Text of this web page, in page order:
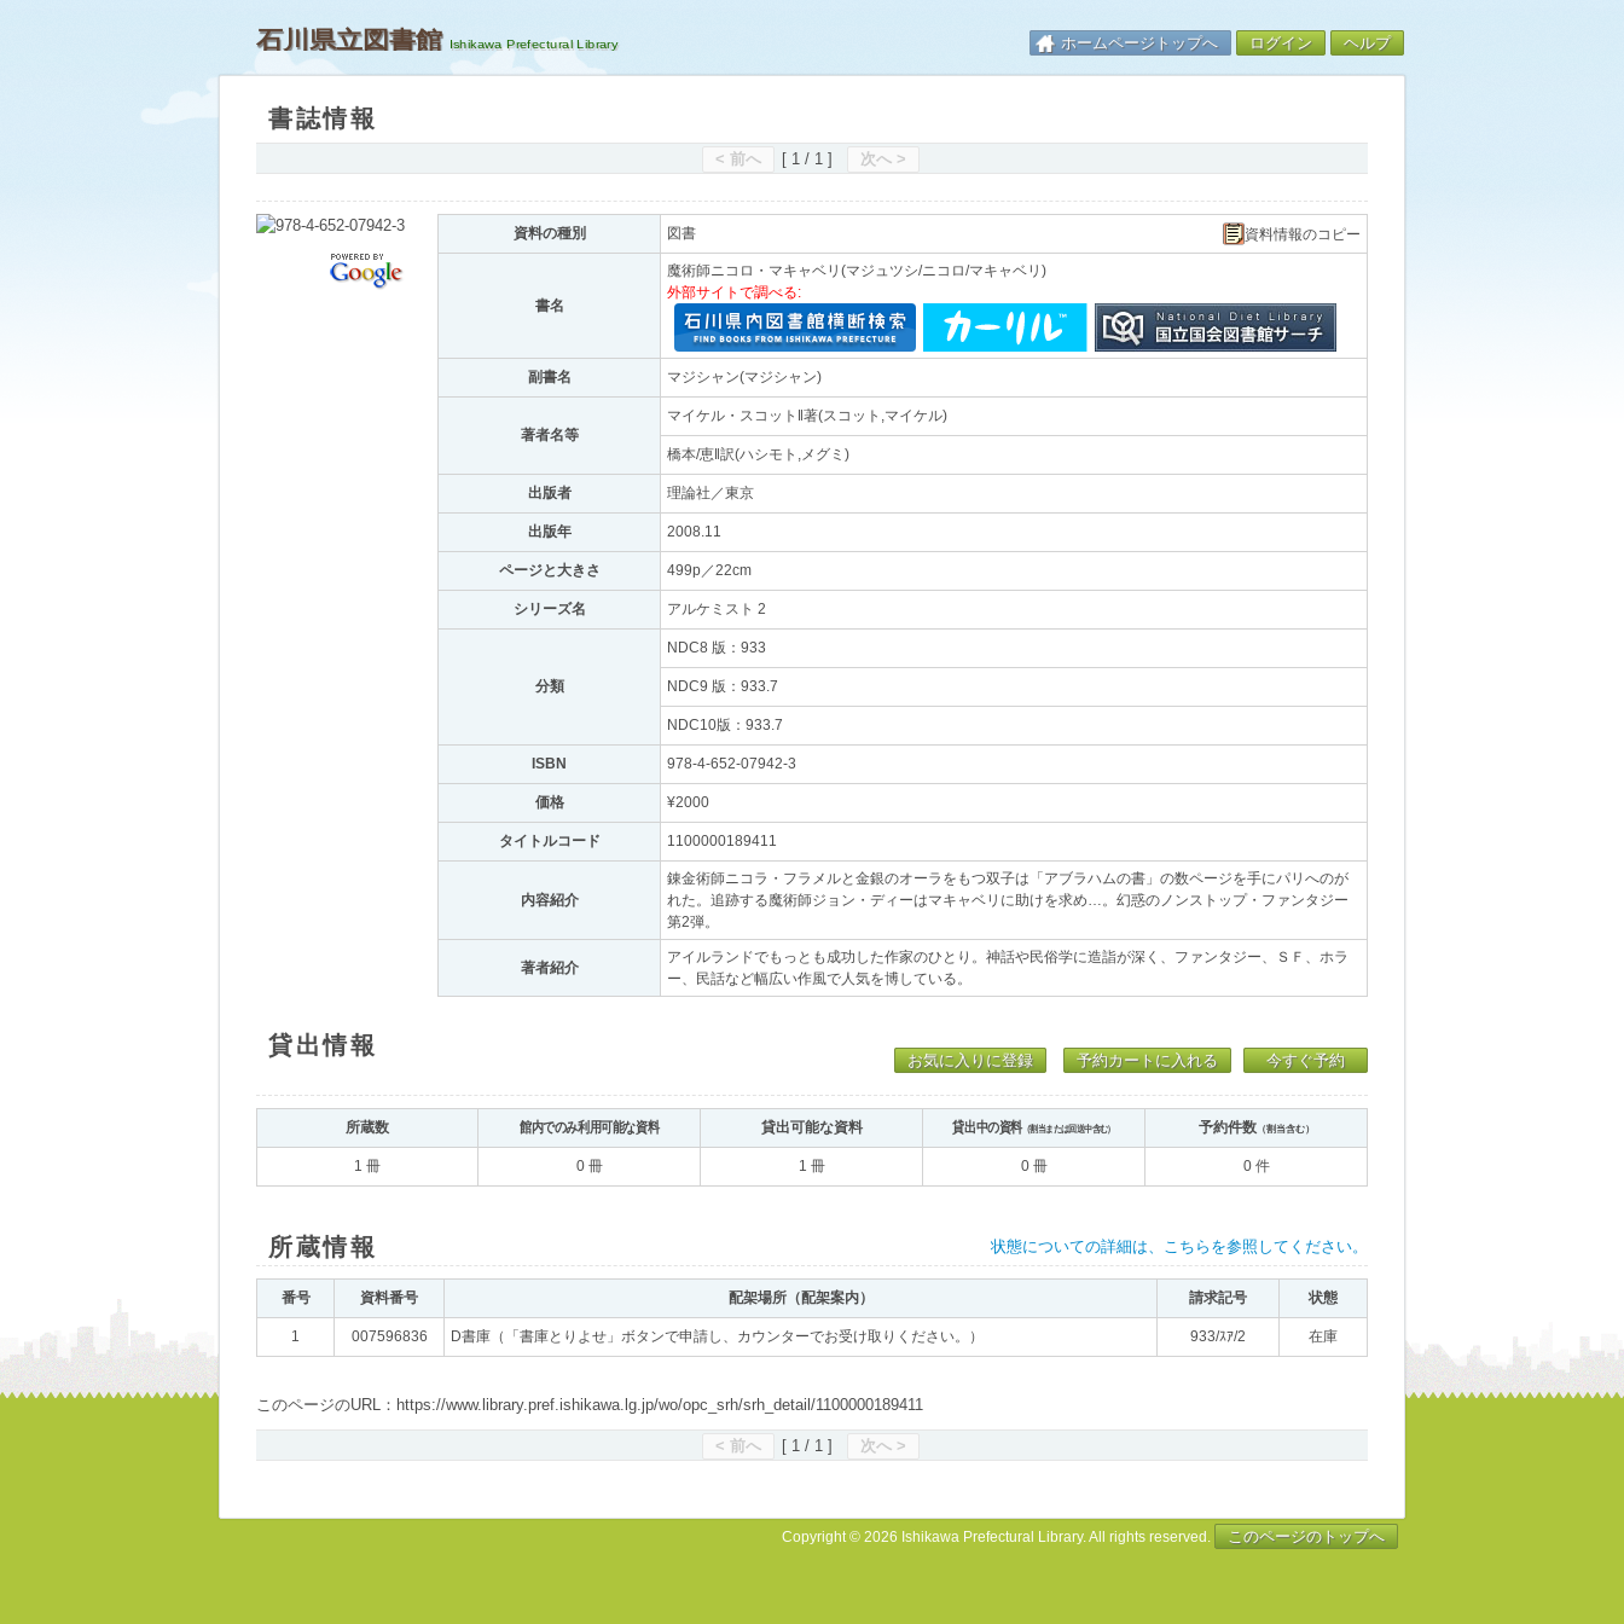
石川県立図書館 ホームページトップへ ログイン ヘルプ
書誌情報
< 前へ [ 1 / 1 ] 次へ >
資料の種別 図書 資料情報のコピー
書名
魔術師ニコロ・マキャベリ(マジュツシ/ニコロ/マキャベリ)
外部サイトで調べる:
副書名 マジシャン(マジシャン)
著者名等
マイケル・スコット‖著(スコット,マイケル)
橋本/恵‖訳(ハシモト,メグミ)
出版者 理論社／東京
出版年 2008.11
ページと大きさ 499p／22cm
シリーズ名 アルケミスト 2
分類
NDC8 版：933
NDC9 版：933.7
NDC10版：933.7
ISBN 978-4-652-07942-3
価格 ¥2000
タイトルコード 1100000189411
内容紹介
錬金術師ニコラ・フラメルと金銀のオーラをもつ双子は「アブラハムの書」の数ページを手にパリへのが
れた。追跡する魔術師ジョン・ディーはマキャベリに助けを求め…。幻惑のノンストップ・ファンタジー
第2弾。
著者紹介
アイルランドでもっとも成功した作家のひとり。神話や民俗学に造詣が深く、ファンタジー、ＳＦ、ホラ
ー、民話など幅広い作風で人気を博している。
貸出情報
お気に入りに登録 予約カートに入れる 今すぐ予約
所蔵数 館内でのみ利用可能な資料 貸出可能な資料 貸出中の資料（割当または回送中含む） 予約件数（割当含む）
1 冊 0 冊 1 冊 0 冊 0 件
所蔵情報 状態についての詳細は、こちらを参照してください。
番号 資料番号 配架場所（配架案内） 請求記号 状態
1 007596836 D書庫（「書庫とりよせ」ボタンで申請し、カウンターでお受け取りください。） 933/ｽｱ/2 在庫
このページのURL：https://www.library.pref.ishikawa.lg.jp/wo/opc_srh/srh_detail/1100000189411
< 前へ [ 1 / 1 ] 次へ >
Copyright © 2026 Ishikawa Prefectural Library. All rights reserved. このページのトップへ